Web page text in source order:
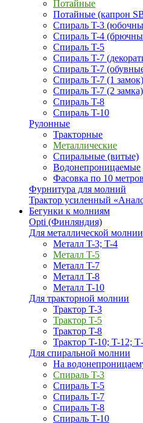
Потайные
Потайные (капрон
Спираль T-3
Спираль T-4
Спираль T-5
Спираль T-7
Спираль T-7
Спираль T-7 (1 замок)
Спираль T-7 (2 замка)
Спираль T-8
Спираль T-10
Рулонные
Тракторные
Металлические
Спиральные (витые)
Водонепроницаемые
Фасовка по 10 метров
Фурнитура для молний
Трактор усиленный
Бегунки к молниям
Opti (Финляндия)
Для металлической молнии
Металл T-3; T-4
Металл T-5
Металл T-7
Металл T-8
Металл T-10
Для тракторной молнии
Трактор T-3
Трактор T-5
Трактор T-8
Трактор T-10; T-12;
Для спиральной молнии
На
Спираль T-3
Спираль T-5
Спираль T-7
Спираль T-8
Спираль T-10